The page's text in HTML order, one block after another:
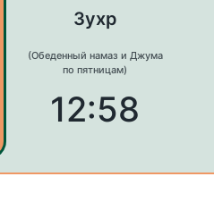
Зухр
(Обеденный намаз и Джума
по пятницам)
12:58